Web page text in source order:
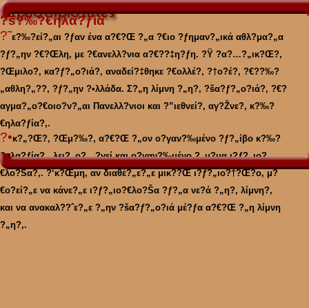
?š?‰?€ηλα?ƒία
?˜ε?‰?εί?„αι ?ƒαν ένα α?€?Œ ?„α ?€ιο ?ƒημαν?„ικά αθλ?μα?„α
?ƒ?„ην ?€?Œλη, με ?€ανελλ?νια α?€??‡η?ƒη. ?Ÿ ?α?…?„ικ?Œ?‚
?Œμιλο?‚ κα?ƒ?„ο?ιά?‚ αναδεί?‡θηκε ?€ολλέ?‚ ?†ο?έ?‚ ?€??‰?
„αθλη?„??‚ ?ƒ?„ην ?•λλάδα. Σ?„η λίμνη ?„η?‚ ?šα?ƒ?„ο?ιά?‚ ?€?
αγμα?„ο?€οιο?ν?„αι Πανελλ?νιοι και ?”ιεθνεί?‚ αγ?Žνε?‚ κ?‰?
€ηλα?ƒία?‚.
?•κ?„?Œ?‚ ?Œμ?‰?‚ α?€?Œ ?„ον ο?γαν?‰μένο ?ƒ?„ίβο κ?‰?
€ηλα?ƒία?‚, λει?„ο?…?γεί και ο?γαν?‰μένο ?„μ?μα ι?ƒ?„ιο?
€λο?Šα?‚. ?‘κ?Œμη, αν διαθέ?„ε?„ε μικ??Œ ι?ƒ?„ιο?†?Œ?ο, μ?
€ο?εί?„ε να κάνε?„ε ι?ƒ?„ιο?€λο?Šα ?ƒ?„α νε?ά ?„η?‚ λίμνη?‚
και να ανακαλ??ˆε?„ε ?„ην ?šα?ƒ?„ο?ιά μέ?ƒα α?€?Œ ?„η λίμνη
?„η?‚.